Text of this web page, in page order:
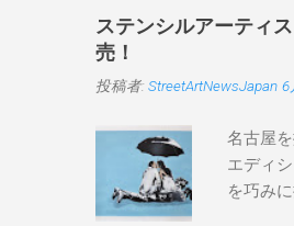
ステンシルアーティ
売！
投稿者: StreetArtNewsJapan 6
名古屋
エディ
を巧み